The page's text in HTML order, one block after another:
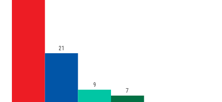
21
9
7